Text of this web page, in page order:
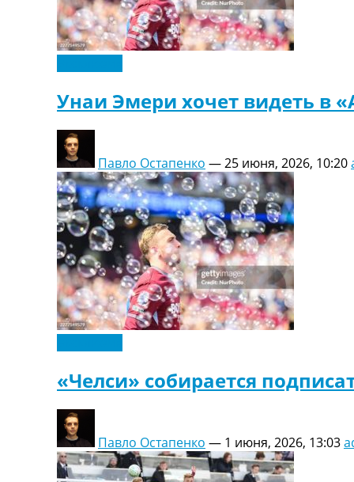
Унаи Эмери хочет видеть в
Павло Остапенко —25 июня, 2026, 10:20
«Челси» собирается
Павло Остапенко — 1 июня, 2026, 13:03